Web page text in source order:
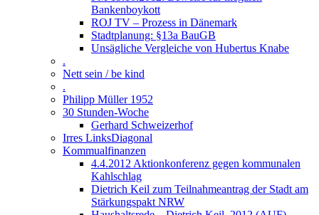
Bankenboykott
ROJ TV – Prozess in Dänemark
Stadtplanung: §13a BauGB
Unsägliche Vergleiche von Hubertus Knabe
.
Nett sein / be kind
.
Philipp Müller 1952
30 Stunden-Woche
Gerhard Schweizerhof
Irres LinksDiagonal
Kommualfinanzen
4.4.2012 Aktionkonferenz gegen kommunalen
Kahlschlag
Dietrich Keil zum Teilnahmeantrag der Stadt am
Stärkungspakt NRW